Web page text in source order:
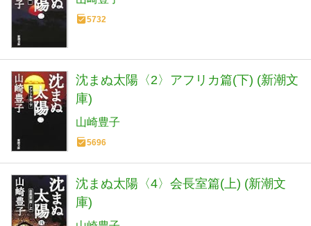
5732
沈まぬ太陽〈2〉アフリカ篇(下) (新潮文
庫)
山崎豊子
5696
沈まぬ太陽〈4〉会長室篇(上) (新潮文
庫)